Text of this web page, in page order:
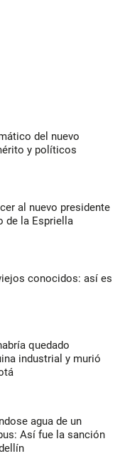
del nuevo
y políticos
al nuevo presidente
de la Espriella
conocidos: así es
quedado
industrial y murió
agua de un
Así fue la sanción